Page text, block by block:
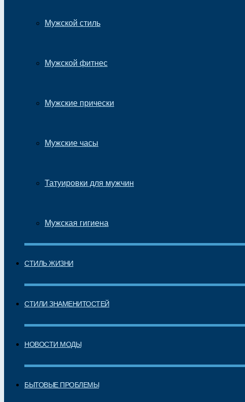
Мужской стиль
Мужской фитнес
Мужские прически
Мужские часы
Татуировки для мужчин
Мужская гигиена
СТИЛЬ ЖИЗНИ
СТИЛИ ЗНАМЕНИТОСТЕЙ
НОВОСТИ МОДЫ
БЫТОВЫЕ ПРОБЛЕМЫ